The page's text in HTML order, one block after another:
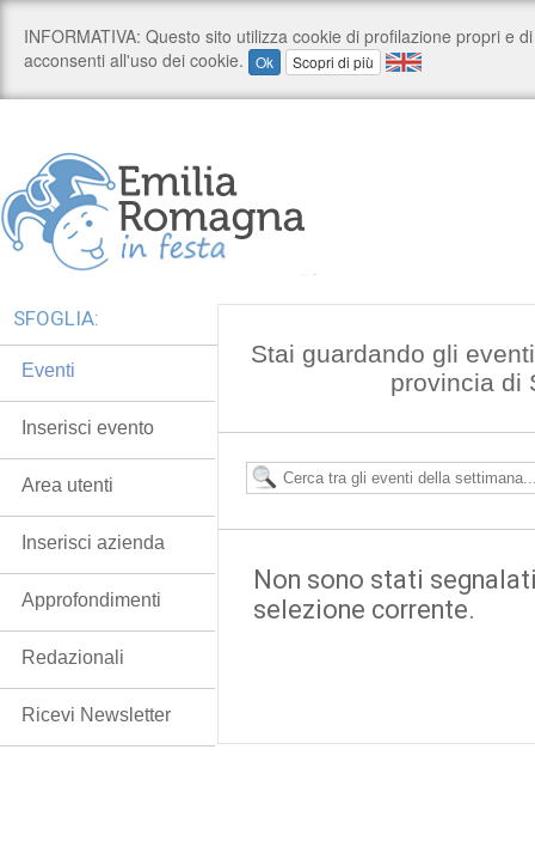
Stai guardando gli
provincia di
Non sono stati
selezione corrente.
SFOGLIA:
Eventi
Inserisci evento
Area utenti
Inserisci azienda
Approfondimenti
Redazionali
Ricevi Newsletter